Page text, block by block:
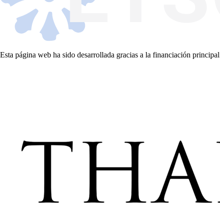
Esta página web ha sido desarrollada gracias a la financiación